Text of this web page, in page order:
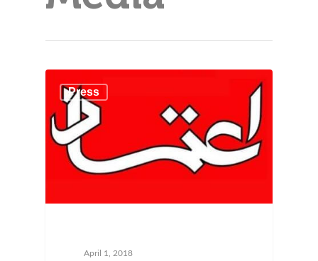
Press
April 1, 2018